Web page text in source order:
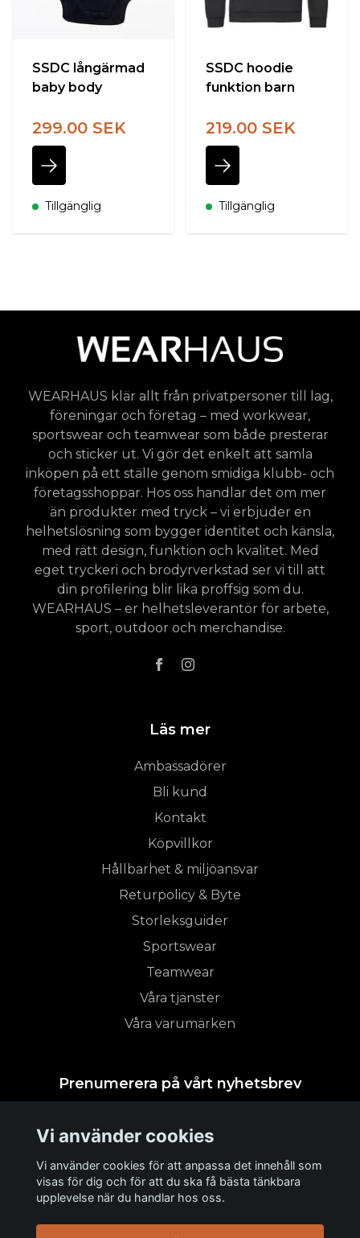
SSDC långärmad
baby body
299.00 SEK
Tillgänglig
SSDC hoodie
funktion barn
219.00 SEK
Tillgänglig
WEARHAUS klär allt från privatpersoner till lag,
föreningar och företag – med workwear,
sportswear och teamwear som både presterar
och sticker ut. Vi gör det enkelt att samla
inköpen på ett ställe genom smidiga klubb- och
företagsshoppar. Hos oss handlar det om mer
än produkter med tryck – vi erbjuder en
helhetslösning som bygger identitet och känsla,
med rätt design, funktion och kvalitet. Med
eget tryckeri och brodyrverkstad ser vi till att
din profilering blir lika proffsig som du.
WEARHAUS – er helhetsleverantör för arbete,
sport, outdoor och merchandise.
Läs mer
Ambassadörer
Bli kund
Kontakt
Köpvillkor
Hållbarhet & miljöansvar
Returpolicy & Byte
Storleksguider
Sportswear
Teamwear
Våra tjänster
Våra varumärken
Prenumerera på vårt nyhetsbrev
Vi använder cookies
Vi använder cookies för att anpassa det innehåll som
visas för dig och för att du ska få bästa tänkbara
upplevelse när du handlar hos oss.